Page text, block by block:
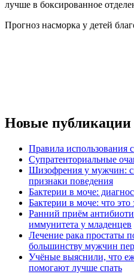
лучше в боксированное
Прогноз насморка у детей
Новые публикации
Правила использования
Супратенториальные
Шизофрения у мужчин:
признаки поведения
Бактерии в моче:
Бактерии в моче: что это
Ранний приём
иммунитета у младенцев
Лечение рака простаты
большинству мужчин
Учёные выяснили, что
помогают лучше спать